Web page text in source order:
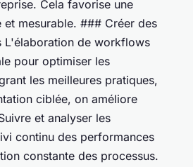
Cela favorise une
mesurable. ### Créer des
de workflows
pour optimiser les
les meilleures pratiques,
ciblée, on améliore
et analyser les
continu des performances
constante des processus.